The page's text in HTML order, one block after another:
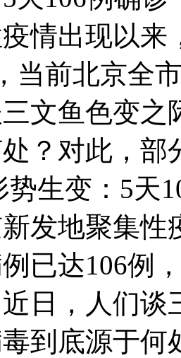
情出现以
当前北京全
三文鱼色变
？对此，部
势生变：5天
发地聚集性
已达106例
日，人们谈
到底源于何